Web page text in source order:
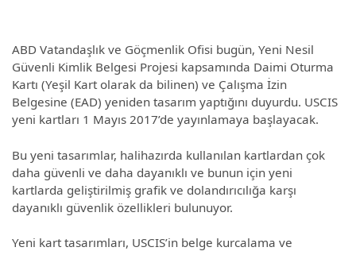
ABD Vatandaşlık ve Göçmenlik Ofisi bugün, Yeni Nesil
Güvenli Kimlik Belgesi Projesi kapsamında Daimi Oturma
Kartı (Yeşil Kart olarak da bilinen) ve Çalışma İzin
Belgesine (EAD) yeniden tasarım yaptığını duyurdu. USCIS
yeni kartları 1 Mayıs 2017’de yayınlamaya başlayacak.
Bu yeni tasarımlar, halihazırda kullanılan kartlardan çok
daha güvenli ve daha dayanıklı ve bunun için yeni
kartlarda geliştirilmiş grafik ve dolandırıcılığa karşı
dayanıklı güvenlik özellikleri bulunuyor.
Yeni kart tasarımları, USCIS’in belge kurcalama ve